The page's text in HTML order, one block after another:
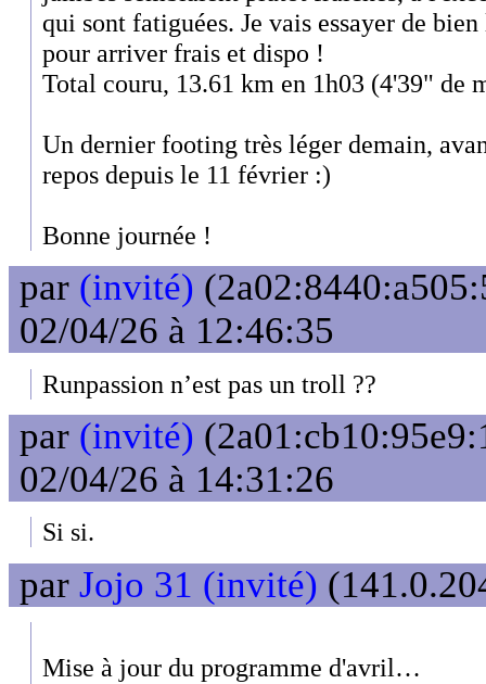
qui sont fatiguées. Je vais essayer de
pour arriver frais et dispo !
Total couru, 13.61 km en 1h03 (4'39" de
Un dernier footing très léger demain,
repos depuis le 11 février :)
Bonne journée !
par (invité)
02/04/26 à 12:46:35
Runpassion n’est pas un troll ??
par (invité)
02/04/26 à 14:31:26
Si si.
par Jojo 31 (invité)
Mise à jour du programme d'avril…